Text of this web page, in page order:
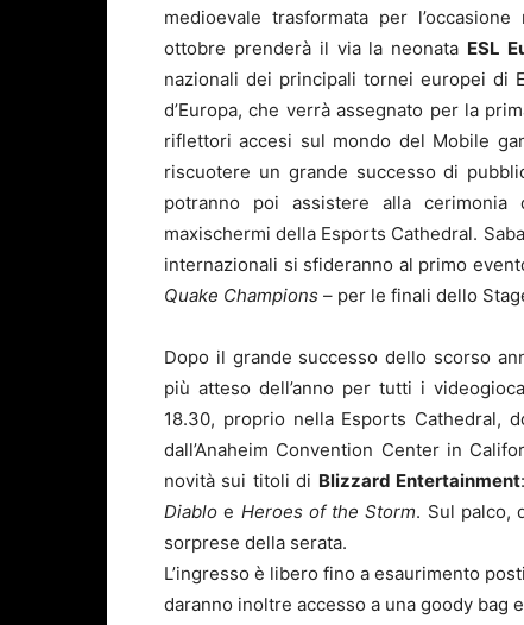
medioevale trasformata per l’occasione
ottobre prenderà il via la neonata ESL
nazionali dei principali tornei europei di
d’Europa, che verrà assegnato per la
riflettori accesi sul mondo del Mobile
riscuotere un grande successo di
potranno poi assistere alla
maxischermi della Esports Cathedral.
internazionali si sfideranno al primo
Quake Champions – per le finali dello
Dopo il grande successo dello scorso
più atteso dell’anno per tutti i
18.30, proprio nella Esports Cathedral,
dall’Anaheim Convention Center in
novità sui titoli di Blizzard Entertainment:
Diabloe Heroes of the Storm. Sul palco,
sorprese della serata.
L’ingresso è libero fino a esaurimento
daranno inoltre accesso a una goody bag